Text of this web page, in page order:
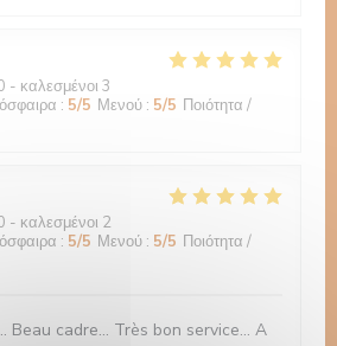
- καλεσμένοι 3
: 5/5 Μενού : 5/5 Ποιότητα /
- καλεσμένοι 2
: 5/5 Μενού : 5/5 Ποιότητα /
Beau cadre... Très bon service... A